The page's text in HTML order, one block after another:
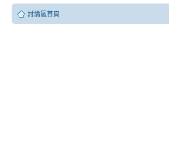
討論區首頁